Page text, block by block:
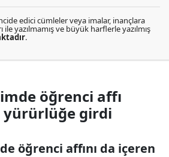
edici cümleler veya imalar, inançlara
ile yazılmamış ve büyük harflerle yazılmış
.
öğrenci affı
yürürlüğe girdi
öğrenci affını da içeren